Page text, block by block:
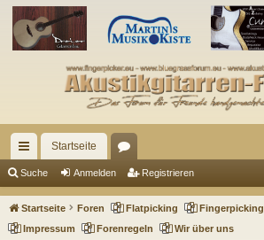
ch
ne
llz
Startseite
en
Suche Anmelden Registrieren
Startseite Foren Flatpicking Fingerpicking
Impressum
Forenregeln Wir über uns